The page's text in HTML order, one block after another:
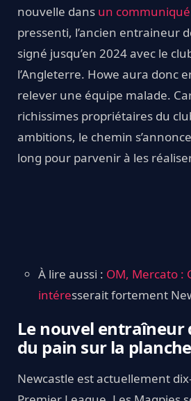
nouvelle dans un communiqué
pressenti, l’ancien entraineur
signé jusqu’en 2024 avec le
l’Angleterre. Howe aura donc
relever une équipe malade.
richissimes propriétaires du
ambitions, le chemin
long pour parvenir à les
À lire aussi : OM, Mercato :
intéresserait fortement
Le nouvel entraîneur
du pain sur la planche
Newcastle est actuellement